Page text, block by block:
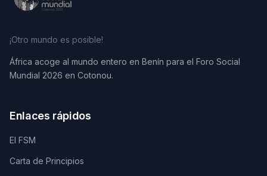
¡Otro mundo es posible!
África acoge al mundo entero en Benín para el Foro Social
Mundial 2026 en Cotonou.
Enlaces rápidos
El FSM
Carta de Principios